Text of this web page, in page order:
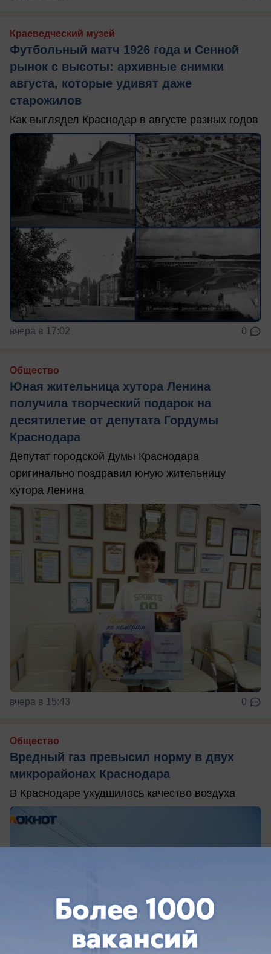
Краеведческий музей
Футбольный матч 1926 года и Сенной
рынок с высоты: архивные снимки
августа, которые удивят даже
старожилов
Как выглядел Краснодар в августе разных годов
вчера в 17:02 0
Общество
Юная жительница хутора Ленина
получила творческий подарок на
десятилетие от депутата Гордумы
Краснодара
Депутат городской Думы Краснодара
оригинально поздравил юную жительницу
хутора Ленина
вчера в 15:43 0
Общество
Вредный газ превысил норму в двух
микрорайонах Краснодара
В Краснодаре ухудшилось качество воздуха